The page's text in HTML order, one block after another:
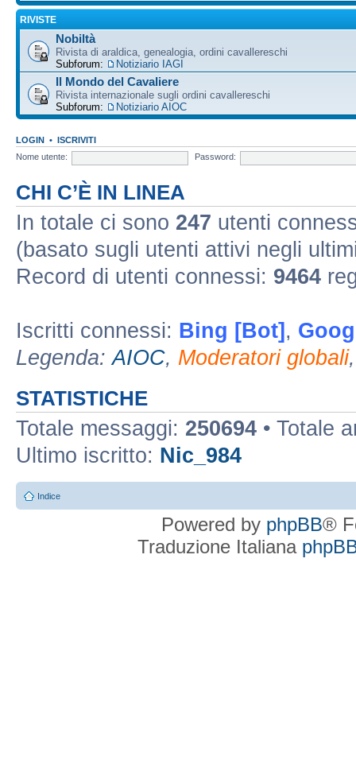
RIVISTE
Nobiltà
Rivista di araldica, genealogia, ordini cavallereschi
Subforum:
Notiziario IAGI
Il Mondo del Cavaliere
Rivista internazionale sugli ordini cavallereschi
Subforum:
Notiziario AIOC
LOGIN • ISCRIVITI
Nome utente:
Password:
CHI C’È IN LINEA
In totale ci sono 247 utenti
(basato sugli utenti attivi negli
Record di utenti connessi: 9464
Iscritti connessi: Bing [Bot] ,
Legenda:AIOC, Moderatori globali
STATISTICHE
Totale messaggi: 250694 • Totale
Ultimo iscritto: Nic_984
Indice
Powered by phpBB®
Traduzione Italiana